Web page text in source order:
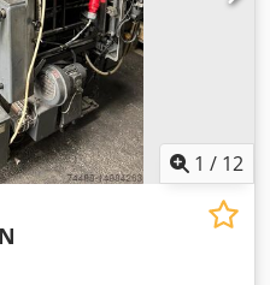
1 / 12